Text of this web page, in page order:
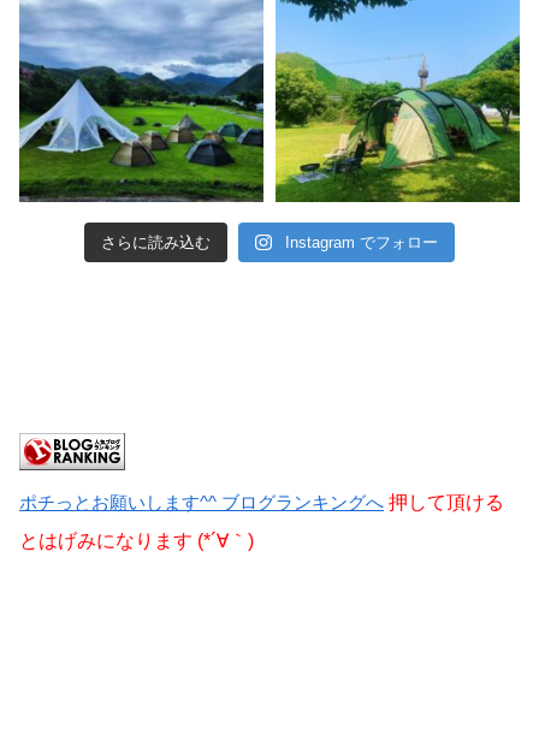
さらに読み込む Instagram でフォロー
ポチっとお願いします^^ ブログランキングへ 押して頂ける
とはげみになります (*´∀｀)